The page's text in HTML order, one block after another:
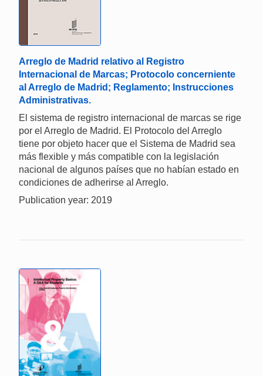
Arreglo de Madrid relativo al Registro
Internacional de Marcas; Protocolo concerniente
al Arreglo de Madrid; Reglamento; Instrucciones
Administrativas.
El sistema de registro internacional de marcas se rige
por el Arreglo de Madrid. El Protocolo del Arreglo
tiene por objeto hacer que el Sistema de Madrid sea
más flexible y más compatible con la legislación
nacional de algunos países que no habían estado en
condiciones de adherirse al Arreglo.
Publication year: 2019